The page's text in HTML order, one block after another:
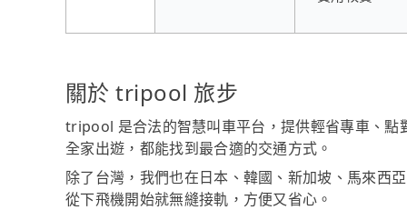
關於 tripool 旅步
tripool 是合法的智慧叫車平台，提供輕省專車、點
全家出遊，都能找到最合適的交通方式。
除了台灣，我們也在日本、韓國、新加坡、馬來西
從下飛機開始就無縫接軌，方便又省心。